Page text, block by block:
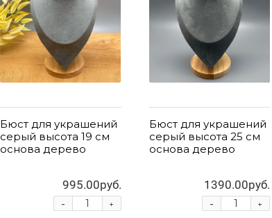
Бюст для украшений
серый высота 19 см
основа дерево
995.00руб.
+
-
Бюст для украшений
серый высота 25 см
основа дерево
1390.00руб.
+
-